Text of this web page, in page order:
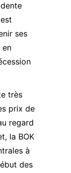
ses
en
très
prix de
regard
la BOK
à
des